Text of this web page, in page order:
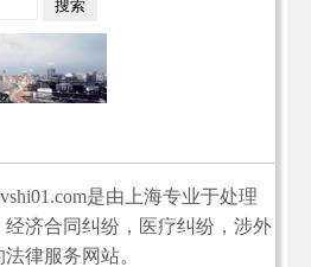
是由上海专业于处理
济合同纠纷，医疗纠纷，涉外
律服务网站。